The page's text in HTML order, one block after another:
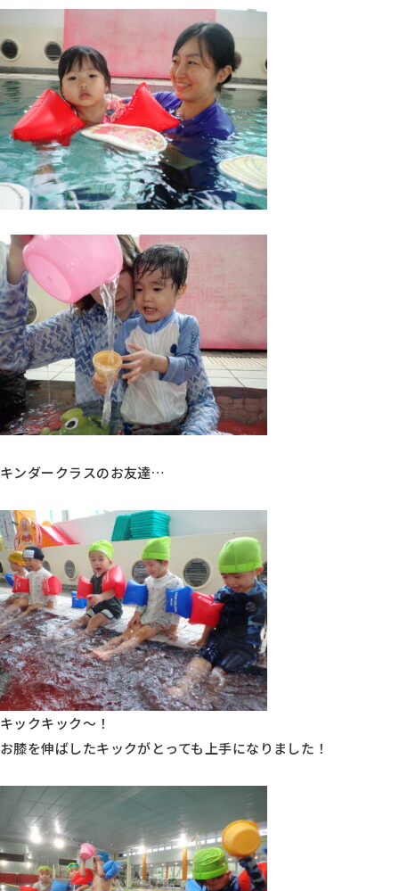
キンダークラスのお友達…
キックキック～！
お膝を伸ばしたキックがとっても上手になりました！